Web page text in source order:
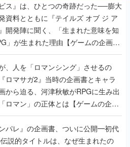
ビス』は、ひとつの奇跡だった──膨大
資料とともに『テイルズ オブ ジ ア
開発陣に聞く、「生まれた意味を知
」が生まれた理由【ゲームの企画
、人を「ロマンシング」させるの
ロマサガ2』当時の企画書とキャラ
から迫る、河津秋敏がRPGに生み出
ロマン」の正体とは【ゲームの企画
ンパレ』の企画書、ついに公開━初代
説的タイトルは、なぜ生まれたの